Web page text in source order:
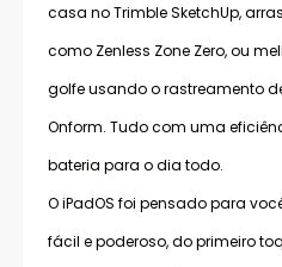
casa no Trimble SketchUp,
como Zenless Zone Zero, ou
golfe usando o rastreamento
Onform. Tudo com uma
bateria para o dia todo.
O iPadOS foi pensado para
fácil e poderoso, do primeiro